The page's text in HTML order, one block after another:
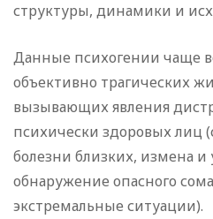
структуры, динамики и
Данные психогении чаще
объективно трагических
вызывающих явления
психически здоровых лиц
болезни близких, измена и
обнаружение опасного
экстремальные ситуации).